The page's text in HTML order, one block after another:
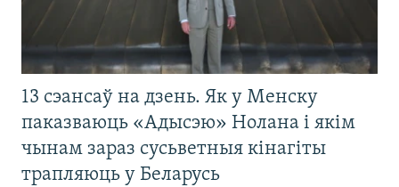
13 сэансаў на дзень. Як у Менску
паказваюць «Адысэю» Нолана і якім
чынам зараз сусьветныя кінагіты
трапляюць у Беларусь